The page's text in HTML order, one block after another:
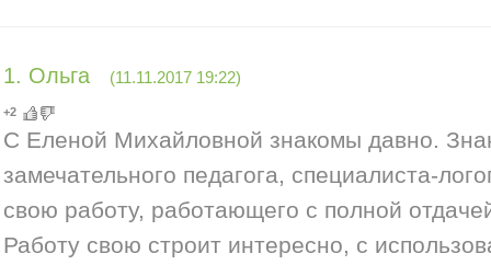
1. Ольга (11.11.2017 19:22)
+2
С Еленой Михайловной знакомы давно.
замечательного педагога, специалиста-
свою работу, работающего с полной
Работу свою строит интересно, с